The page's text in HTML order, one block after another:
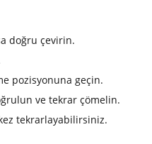
doğru çevirin.
pozisyonuna geçin.
ve tekrar çömelin.
tekrarlayabilirsiniz.